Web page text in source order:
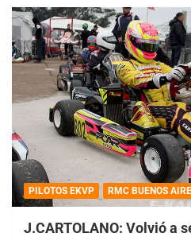
PILOTOS EKVP RMC BUENOS
J.CARTOLANO: Volvió a